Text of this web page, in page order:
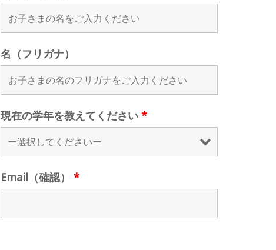
名（フリガナ）
現在の学年を教えてください*
Email（確認）*